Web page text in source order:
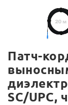
Патч-
SC/UPC,